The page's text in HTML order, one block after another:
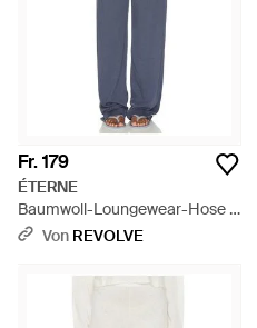
Fr. 179
ÉTERNE
Baumwoll-Loungewear-Hose -
BlauVon REVOLVE